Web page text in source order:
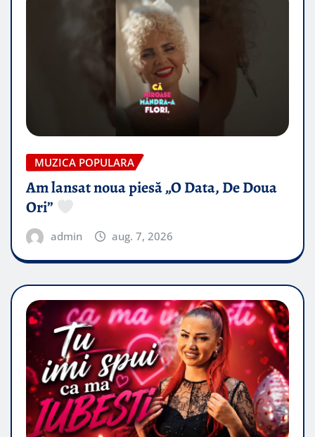
MUZICA POPULARA
Am lansat noua piesă „O Data, De Doua
Ori”
admin aug. 7, 2026